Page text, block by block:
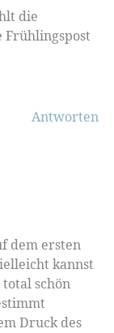
die
Antworten
dem ersten
kannst
schön
Druck des